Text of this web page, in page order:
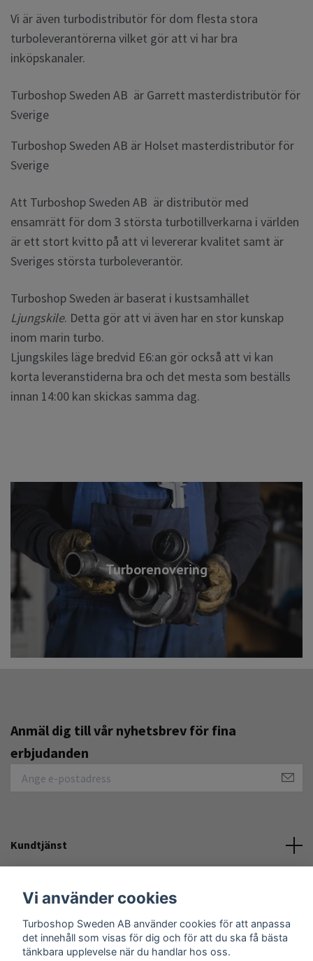
Turborenovering
Vi är även turbodistributör för dom flesta stora
turboleverantörerna vilket gör att vi har bra
inköpskanaler.
Turboshop Sweden AB är Garrett masterdistributör för
Sverige
Turboshop Sweden AB är Holset masterdistributör för
Sverige
Att Turboshop Sweden AB är distributör med
ensamrätt för dom 3 största turbotillverkarna i världen
är ett stort kvitto på att vi levererar kvalitet samt är
Sveriges största turboleverantör.
Turboshop Sweden är baserat i kustsamhället
Ljungskile. Detta gör att vi även har en stor kunskap
inom marin turbo.
Ljungskiles läge bredvid E6:an gör också att vi kan
korta leveranstiderna bra och det mesta som beställs
innan 14:00 kan skickas samma dag.
Anmäl dig till vår nyhetsbrev för fina
erbjudanden
Kundtjänst
Sociala medier
Vi använder cookies
Turboshop Sweden AB använder cookies för att anpassa
det innehåll som visas för dig och för att du ska få bästa
tänkbara upplevelse när du handlar hos oss.